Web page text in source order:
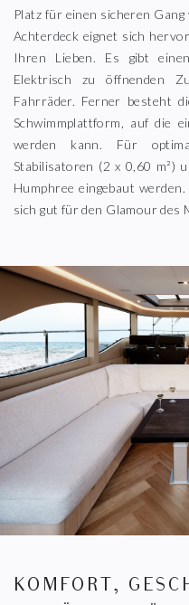
Platz für einen sicheren Gang
Achterdeck eignet sich
Ihren Lieben. Es gibt
Elektrisch zu öffnenden
Fahrräder. Ferner besteht
Schwimmplattform, auf die
werden kann. Für
Stabilisatoren (2 x 0,60 m²)
Humphree eingebaut
sich gut für den Glamour des
KOMFORT,